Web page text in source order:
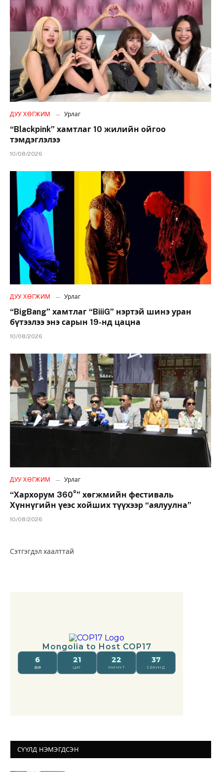
ДУУ ХӨГЖИМ Урлаг
“Blackpink” хамтлаг 10 жилийн ойгоо
тэмдэглэлээ
10/08/2026
ДУУ ХӨГЖИМ Урлаг
“BigBang” хамтлаг “BiiiG” нэртэй шинэ уран
бүтээлээ энэ сарын 19-нд цацна
10/08/2026
ДУУ ХӨГЖИМ Урлаг
“Хархорум 360°” хөгжмийн фестиваль
Хүннүгийн үеэс хойших түүхээр “аялуулна”
10/08/2026
Сэтгэгдэл хаалттай
СҮҮЛД НЭМЭГДСЭН